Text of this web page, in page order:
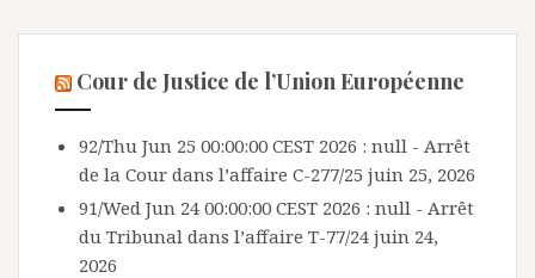
Cour de Justice de l’Union Européenne
92/Thu Jun 25 00:00:00 CEST 2026 : null - Arrêt
de la Cour dans l’affaire C-277/25 juin 25, 2026
91/Wed Jun 24 00:00:00 CEST 2026 : null - Arrêt
du Tribunal dans l’affaire T-77/24 juin 24,
2026